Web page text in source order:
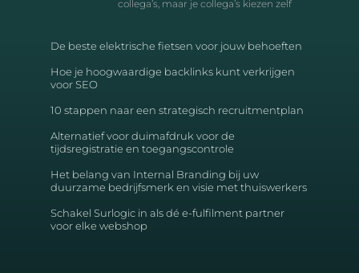
collega’s, maar je collega’s kiezen zelf
De beste elektrische fietsen voor jouw behoeften
Hoe je hoogwaardige backlinks kunt verkrijgen
voor SEO
10 stappen naar een strategisch recruitmentplan
Alternatief voor duimafdruk voor de
tijdsregistratie en toegangscontrole
Het belang van Internal Branding bij uw
duurzame bedrijfsmerk en visie met thuiswerkers
Schakel Surlogic in als dé e-fulfilment partner
voor elke webshop